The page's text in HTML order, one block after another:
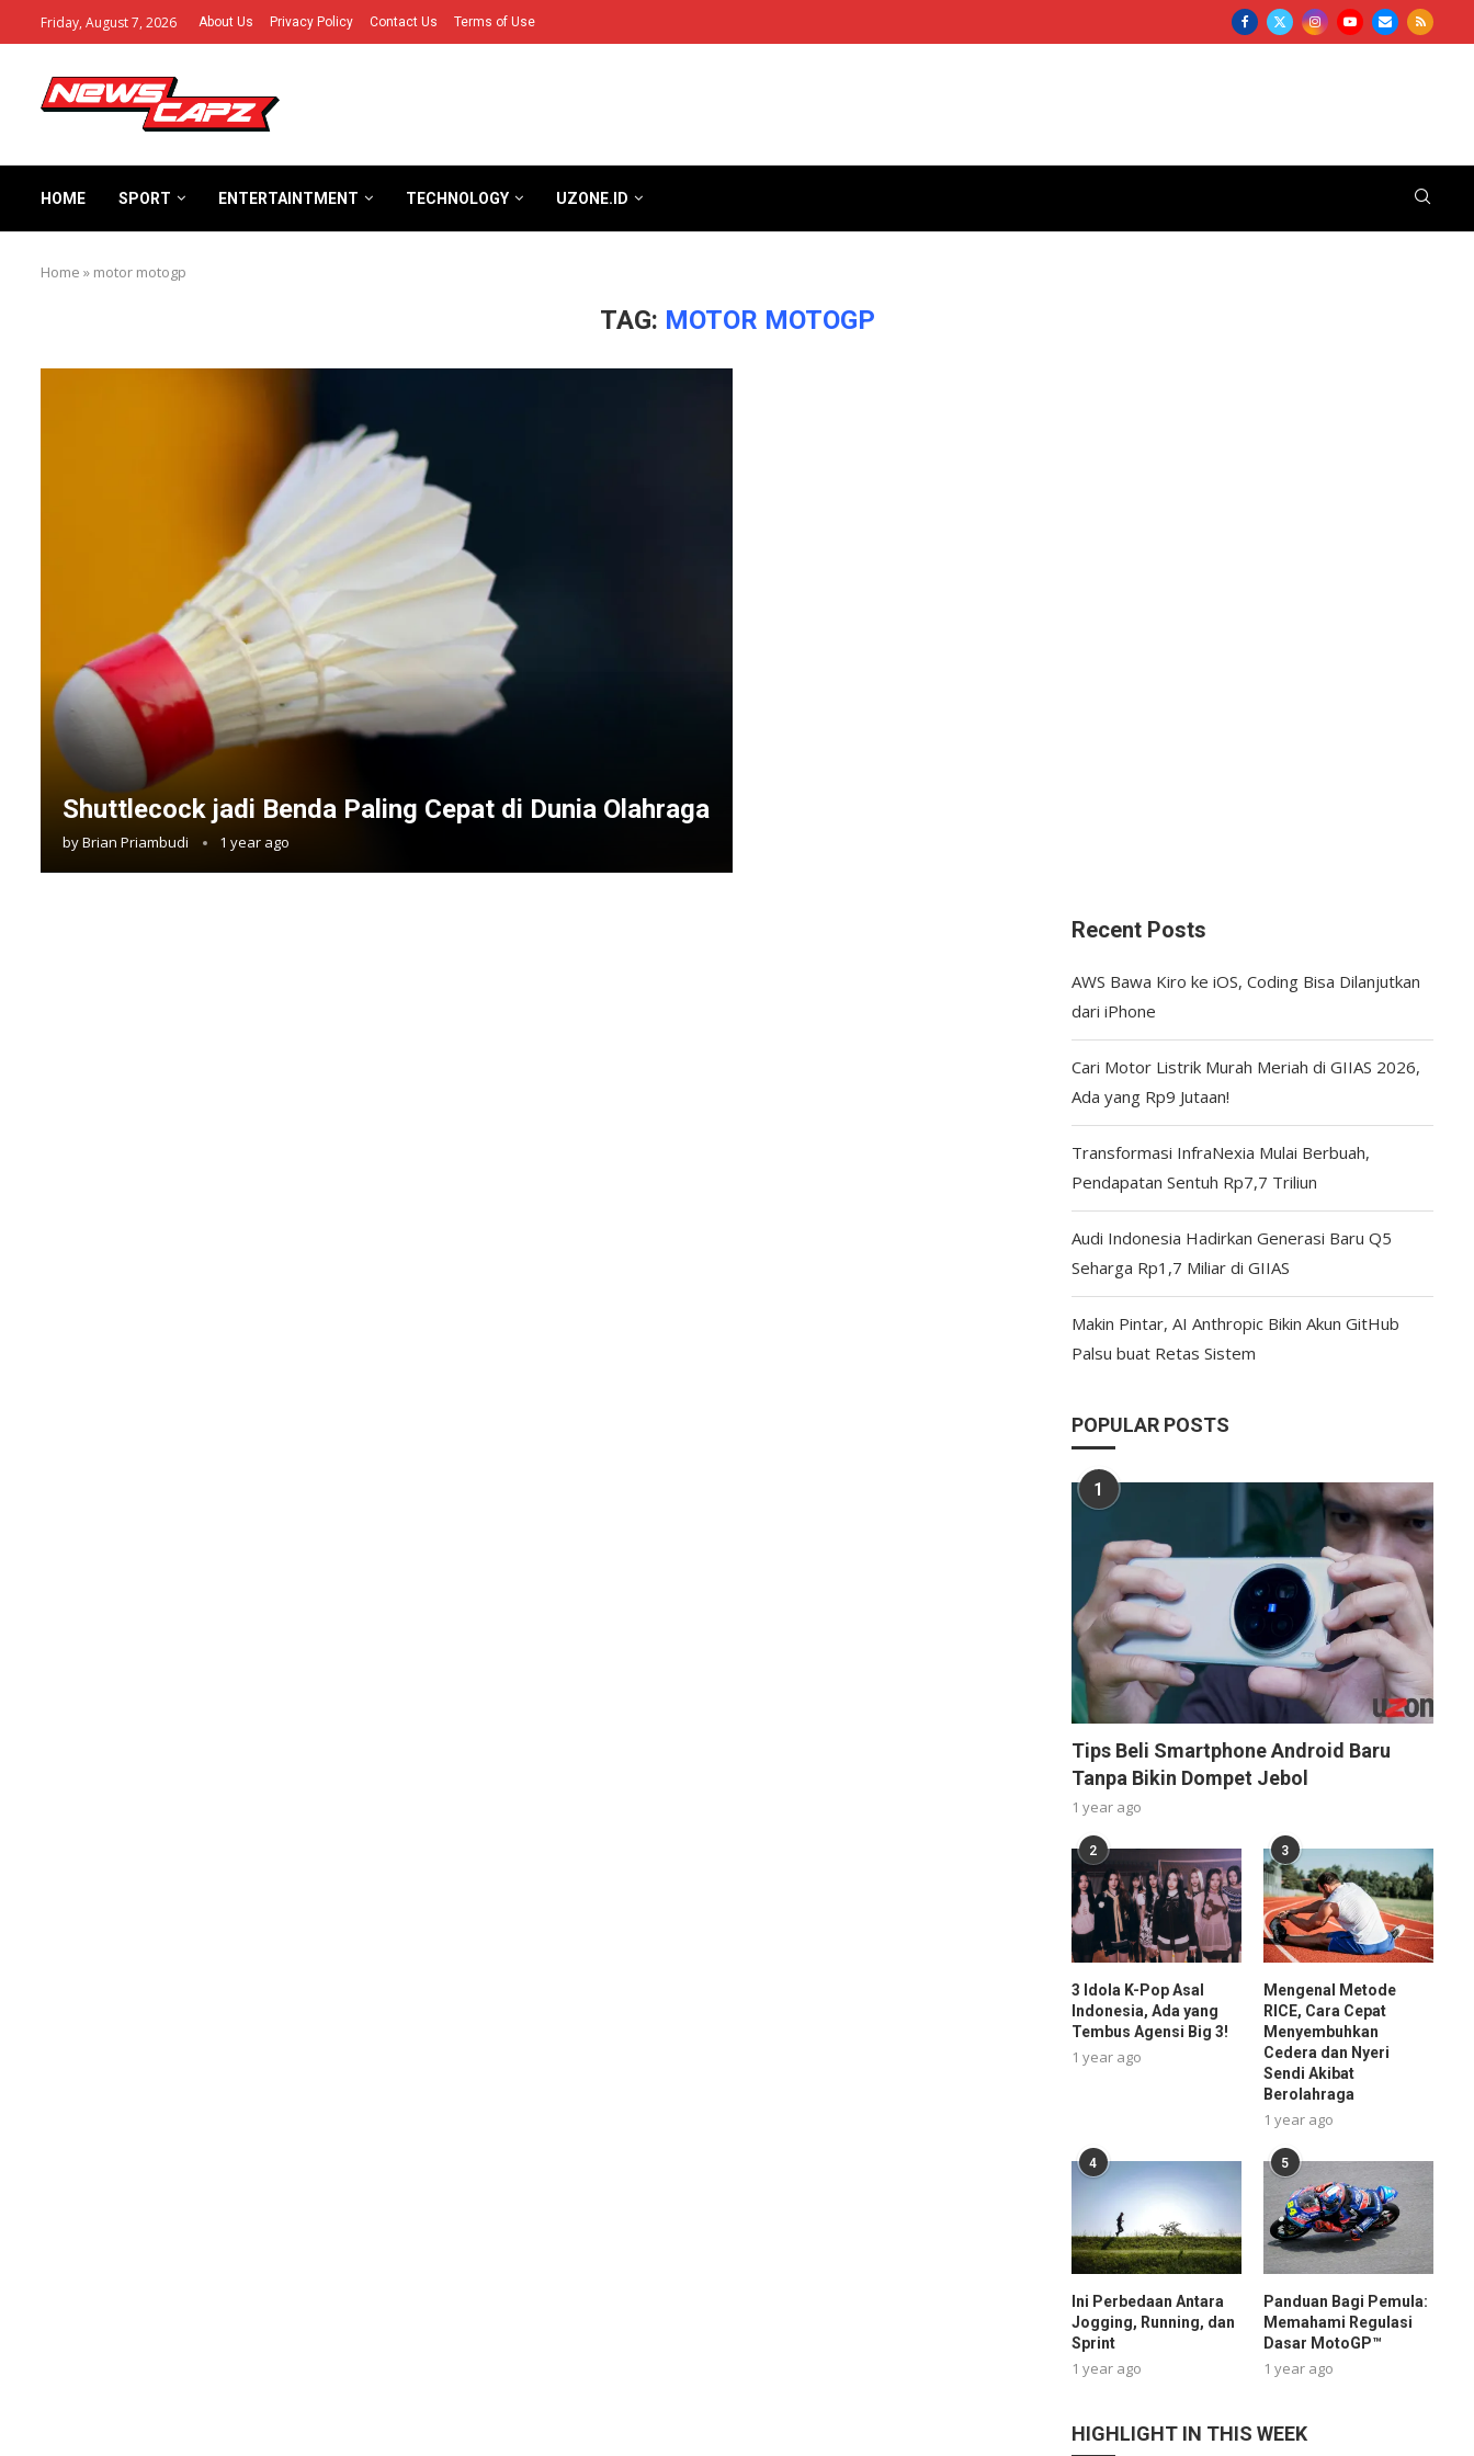
Friday, August 7, 2026 About Us Privacy Policy Contact Us Terms of Use
HOME SPORT ENTERTAINTMENT TECHNOLOGY UZONE.ID
Home » motor motogp
TAG: MOTOR MOTOGP
Shuttlecock jadi Benda Paling Cepat di Dunia Olahraga
byBrian Priambudi 1 year ago
Recent Posts
AWS Bawa Kiro ke iOS, Coding Bisa Dilanjutkan
dari iPhone
Cari Motor Listrik Murah Meriah di GIIAS 2026,
Ada yang Rp9 Jutaan!
Transformasi InfraNexia Mulai Berbuah,
Pendapatan Sentuh Rp7,7 Triliun
Audi Indonesia Hadirkan Generasi Baru Q5
Seharga Rp1,7 Miliar di GIIAS
Makin Pintar, AI Anthropic Bikin Akun GitHub
Palsu buat Retas Sistem
POPULAR POSTS
1
Tips Beli Smartphone Android Baru
Tanpa Bikin Dompet Jebol
1 year ago
2
3 Idola K-Pop Asal
Indonesia, Ada yang
Tembus Agensi Big 3!
1 year ago
3
Mengenal Metode
RICE, Cara Cepat
Menyembuhkan
Cedera dan Nyeri
Sendi Akibat
Berolahraga
1 year ago
4
Ini Perbedaan Antara
Jogging, Running, dan
Sprint
1 year ago
5
Panduan Bagi Pemula:
Memahami Regulasi
Dasar MotoGP™
1 year ago
HIGHLIGHT IN THIS WEEK